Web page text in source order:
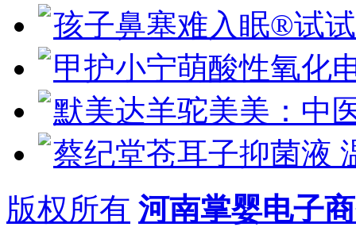
孩子鼻塞难入眠®试
甲护小宁萌酸性氧化
默美达羊驼美美：中
蔡纪堂苍耳子抑菌液
版权所有 河南掌婴电子